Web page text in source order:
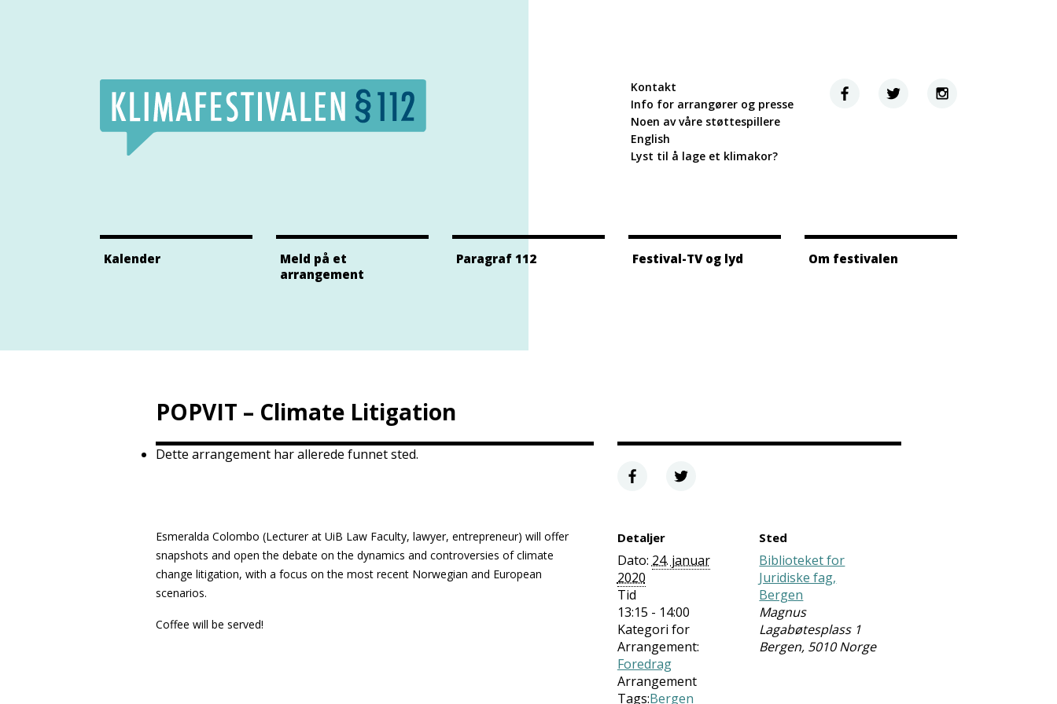
Kontakt
Info for arrangører og presse
Noen av våre støttespillere
English
Lyst til å lage et klimakor?
Klimafestivalens Twitter side
Klimafestivalens Instagram side
Kalender
Meld på et
arrangement
Paragraf 112 Festival-TV og lyd Om festivalen
POPVIT – Climate Litigation
Detaljer
Dato: 24. januar
2020
Tid
13:15 - 14:00
Kategori for
Arrangement:
Foredrag
Arrangement
Tags:Bergen
Sted
Biblioteket for
Juridiske fag,
Bergen
Magnus
Lagabøtesplass 1
Bergen, 5010 Norge
Dette arrangement har allerede funnet sted.
Esmeralda Colombo (Lecturer at UiB Law Faculty, lawyer, entrepreneur) will offer
snapshots and open the debate on the dynamics and controversies of climate
change litigation, with a focus on the most recent Norwegian and European
scenarios.
Coffee will be served!